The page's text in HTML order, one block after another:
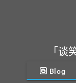
「谈
Blog